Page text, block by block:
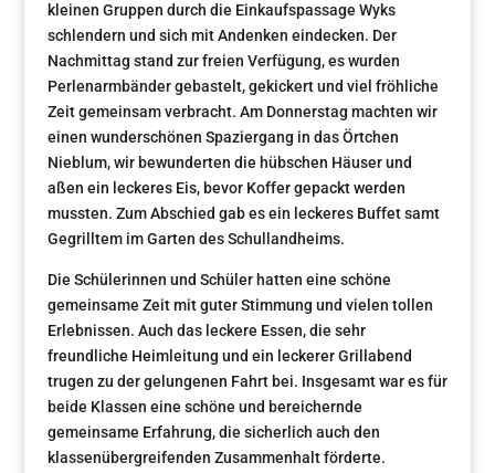
kleinen Gruppen durch die Einkaufspassage Wyks
schlendern und sich mit Andenken eindecken. Der
Nachmittag stand zur freien Verfügung, es wurden
Perlenarmbänder gebastelt, gekickert und viel fröhliche
Zeit gemeinsam verbracht. Am Donnerstag machten wir
einen wunderschönen Spaziergang in das Örtchen
Nieblum, wir bewunderten die hübschen Häuser und
aßen ein leckeres Eis, bevor Koffer gepackt werden
mussten. Zum Abschied gab es ein leckeres Buffet samt
Gegrilltem im Garten des Schullandheims.
Die Schülerinnen und Schüler hatten eine schöne
gemeinsame Zeit mit guter Stimmung und vielen tollen
Erlebnissen. Auch das leckere Essen, die sehr
freundliche Heimleitung und ein leckerer Grillabend
trugen zu der gelungenen Fahrt bei. Insgesamt war es für
beide Klassen eine schöne und bereichernde
gemeinsame Erfahrung, die sicherlich auch den
klassenübergreifenden Zusammenhalt förderte.